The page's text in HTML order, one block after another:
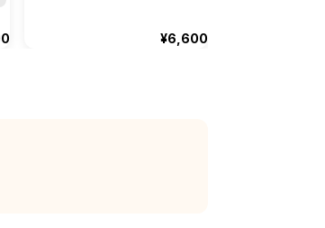
¥6,600